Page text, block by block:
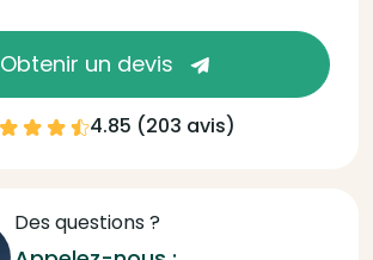
Obtenir un devis
4.85 (203 avis)
Des questions ?